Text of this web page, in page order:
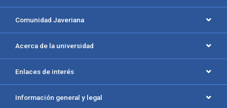
Comunidad Javeriana
Acerca de la universidad
Enlaces de interés
Información general y legal